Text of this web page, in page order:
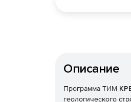
Описание
Программа ТИМ
геологического